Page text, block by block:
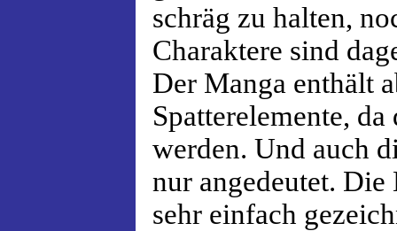
schräg zu halten,
Charaktere sind
Der Manga enthält
Spatterelemente,
werden. Und auch
nur angedeutet. Die
sehr einfach